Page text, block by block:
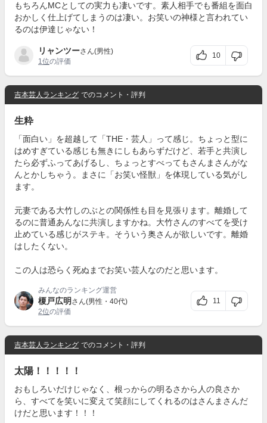
もちろんMCとしての実力も凄いです。素人相手でも番組を面白
おかしく仕上げてしまうのは凄い。お笑いの神様と言われてい
るのは伊達じゃない！
リャンツーさん(男性)
1位の評価
10
吉本芸人ランキング でのコメント・評判
生粋
「面白い」を超越して「THE・芸人」って感じ。ちょっと型に
はめすぎている感じも無きにしもあらずだけど、若手と共演し
たら必ずふってあげるし、ちょっとすべってもさんまさんがな
んとかしちゃう。まさに「お笑い怪獣」を体現している気がし
ます。
元妻である大竹しのぶとの関係性も目を見張ります。離婚して
るのに普通あんなに共演しますかね。大竹さんのすべてを受け
止めている感じがステキ。そういう奥さんが欲しいです。離婚
はしたくない。
この人は恐らく死ぬまでお笑い芸人なのだと思います。
みんなのランキング運営
榎戸広明 さん(男性・40代)
2位の評価
11
吉本芸人ランキング でのコメント・評判
太陽！！！！！
おもしろいだけじゃなく、根っからの明るさから人の良さか
ら、すべてを笑いに変えて笑顔にしてくれるのはさんまさんだ
けだと思います！！！